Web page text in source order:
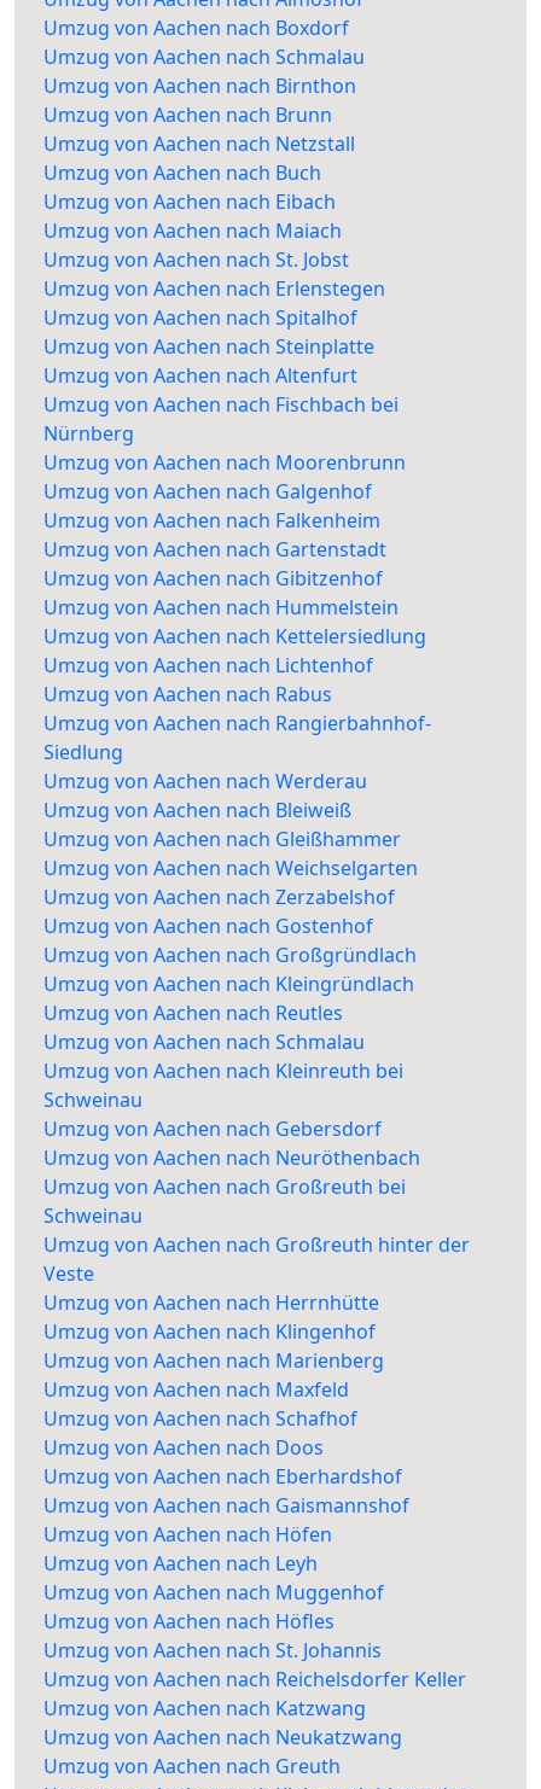
Umzug von Aachen nach Boxdorf
Umzug von Aachen nach Schmalau
Umzug von Aachen nach Birnthon
Umzug von Aachen nach Brunn
Umzug von Aachen nach Netzstall
Umzug von Aachen nach Buch
Umzug von Aachen nach Eibach
Umzug von Aachen nach Maiach
Umzug von Aachen nach St. Jobst
Umzug von Aachen nach Erlenstegen
Umzug von Aachen nach Spitalhof
Umzug von Aachen nach Steinplatte
Umzug von Aachen nach Altenfurt
Umzug von Aachen nach Fischbach bei
Nürnberg
Umzug von Aachen nach Moorenbrunn
Umzug von Aachen nach Galgenhof
Umzug von Aachen nach Falkenheim
Umzug von Aachen nach Gartenstadt
Umzug von Aachen nach Gibitzenhof
Umzug von Aachen nach Hummelstein
Umzug von Aachen nach Kettelersiedlung
Umzug von Aachen nach Lichtenhof
Umzug von Aachen nach Rabus
Umzug von Aachen nach Rangierbahnhof-
Siedlung
Umzug von Aachen nach Werderau
Umzug von Aachen nach Bleiweiß
Umzug von Aachen nach Gleißhammer
Umzug von Aachen nach Weichselgarten
Umzug von Aachen nach Zerzabelshof
Umzug von Aachen nach Gostenhof
Umzug von Aachen nach Großgründlach
Umzug von Aachen nach Kleingründlach
Umzug von Aachen nach Reutles
Umzug von Aachen nach Schmalau
Umzug von Aachen nach Kleinreuth bei
Schweinau
Umzug von Aachen nach Gebersdorf
Umzug von Aachen nach Neuröthenbach
Umzug von Aachen nach Großreuth bei
Schweinau
Umzug von Aachen nach Großreuth hinter der
Veste
Umzug von Aachen nach Herrnhütte
Umzug von Aachen nach Klingenhof
Umzug von Aachen nach Marienberg
Umzug von Aachen nach Maxfeld
Umzug von Aachen nach Schafhof
Umzug von Aachen nach Doos
Umzug von Aachen nach Eberhardshof
Umzug von Aachen nach Gaismannshof
Umzug von Aachen nach Höfen
Umzug von Aachen nach Leyh
Umzug von Aachen nach Muggenhof
Umzug von Aachen nach Höfles
Umzug von Aachen nach St. Johannis
Umzug von Aachen nach Reichelsdorfer Keller
Umzug von Aachen nach Katzwang
Umzug von Aachen nach Neukatzwang
Umzug von Aachen nach Greuth